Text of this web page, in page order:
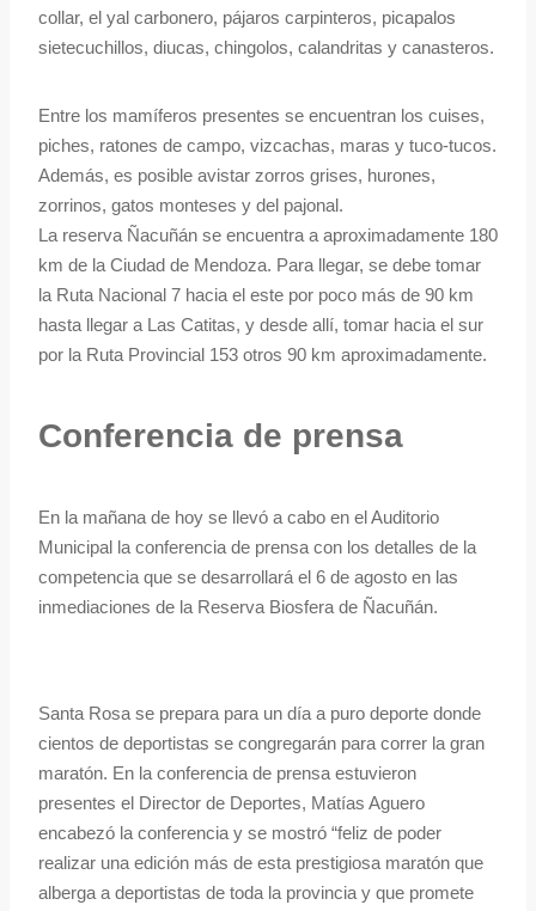
collar, el yal carbonero, pájaros carpinteros, picapalos
sietecuchillos, diucas, chingolos, calandritas y canasteros.
Entre los mamíferos presentes se encuentran los cuises,
piches, ratones de campo, vizcachas, maras y tuco-tucos.
Además, es posible avistar zorros grises, hurones,
zorrinos, gatos monteses y del pajonal.
La reserva Ñacuñán se encuentra a aproximadamente 180
km de la Ciudad de Mendoza. Para llegar, se debe tomar
la Ruta Nacional 7 hacia el este por poco más de 90 km
hasta llegar a Las Catitas, y desde allí, tomar hacia el sur
por la Ruta Provincial 153 otros 90 km aproximadamente.
Conferencia de prensa
En la mañana de hoy se llevó a cabo en el Auditorio
Municipal la conferencia de prensa con los detalles de la
competencia que se desarrollará el 6 de agosto en las
inmediaciones de la Reserva Biosfera de Ñacuñán.
Santa Rosa se prepara para un día a puro deporte donde
cientos de deportistas se congregarán para correr la gran
maratón. En la conferencia de prensa estuvieron
presentes el Director de Deportes, Matías Aguero
encabezó la conferencia y se mostró “feliz de poder
realizar una edición más de esta prestigiosa maratón que
alberga a deportistas de toda la provincia y que promete